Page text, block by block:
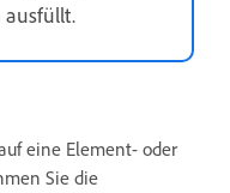
ausfüllt.
eine Element- oder
Sie die